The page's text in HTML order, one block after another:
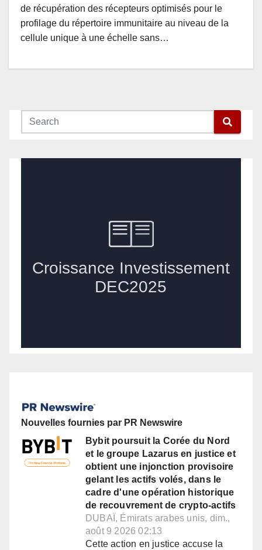
de récupération des récepteurs optimisés pour le
profilage du répertoire immunitaire au niveau de la
cellule unique à une échelle sans…
Nouvelles fournies par PR Newswire
Bybit poursuit la Corée du Nord
et le groupe Lazarus en justice et
obtient une injonction provisoire
gelant les actifs volés, dans le
cadre d'une opération historique
de recouvrement de crypto-actifs
DUBAÏ, Émirats arabes unis, dim.,
août 9 2026 02:13
Cette action en justice accuse la